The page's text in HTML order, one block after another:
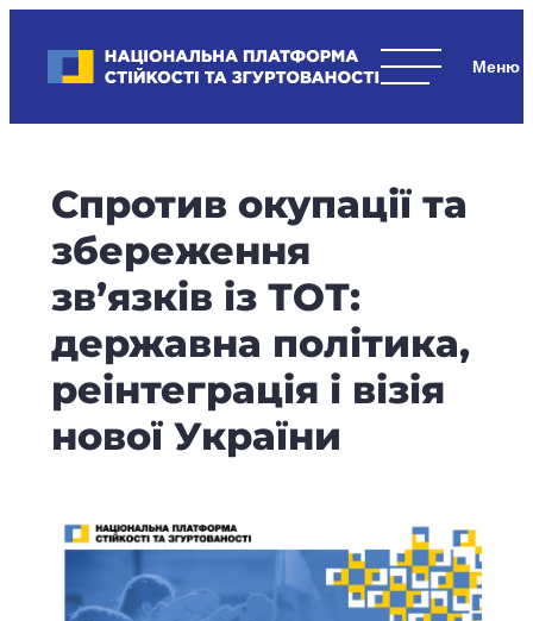
content
Національна платформа стійкості та згуртованості
стратегічні
стійкість
держави
та
суспільства,
та
єдність.
Спротив окупації та
збереження
зв’язків із ТОТ:
державна політика,
реінтеграція і візія
нової України